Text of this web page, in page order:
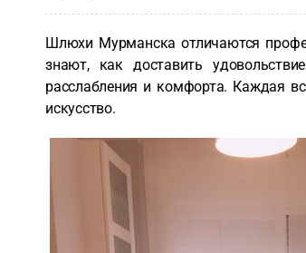
Шлюхи Мурманска отличаются
знают, как доставить
расслабления и комфорта. Каждая
искусство.